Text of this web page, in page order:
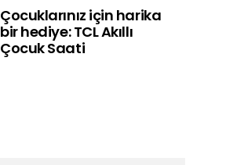
Çocuklarınız için harika
bir hediye: TCL Akıllı
Çocuk Saati